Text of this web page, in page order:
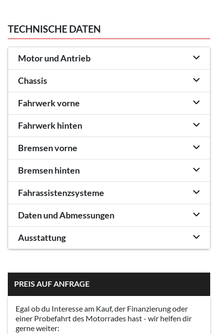
TECHNISCHE DATEN
Motor und Antrieb
Chassis
Fahrwerk vorne
Fahrwerk hinten
Bremsen vorne
Bremsen hinten
Fahrassistenzsysteme
Daten und Abmessungen
Ausstattung
PREIS AUF ANFRAGE
Egal ob du Interesse am Kauf, der Finanzierung oder
einer Probefahrt des Motorrades hast - wir helfen dir
gerne weiter: